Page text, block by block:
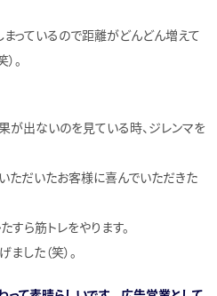
まっているので距離がどんどん増えて
。
出ないのを見ている時、ジレンマを
ただいたお客様に喜んでいただきた
ら筋トレをやります。
した（笑）。